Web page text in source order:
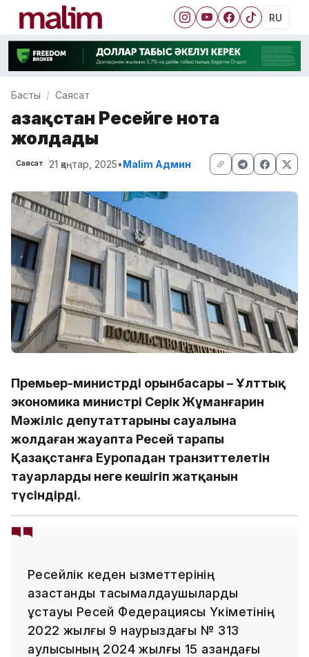
RU
Басты Саясат
Қазақстан Ресейге нота
жолдады
Саясат 21 қаңтар, 2025•Malim Админ
Премьер-министрдің орынбасары – Ұлттық
экономика министрі Серік Жұманғарин
Мәжіліс депутаттарының сауалына
жолдаған жауапта Ресей тарапы
Қазақстанға Еуропадан транзиттелетін
тауарлардың неге кешігіп жатқанын
түсіндірді.
Ресейлік кеден қызметтерінің
қазақстандық тасымалдаушыларды
ұстауы Ресей Федерациясы Үкіметінің
2022 жылғы 9 наурыздағы № 313
қаулысының 2024 жылғы 15 қазандағы